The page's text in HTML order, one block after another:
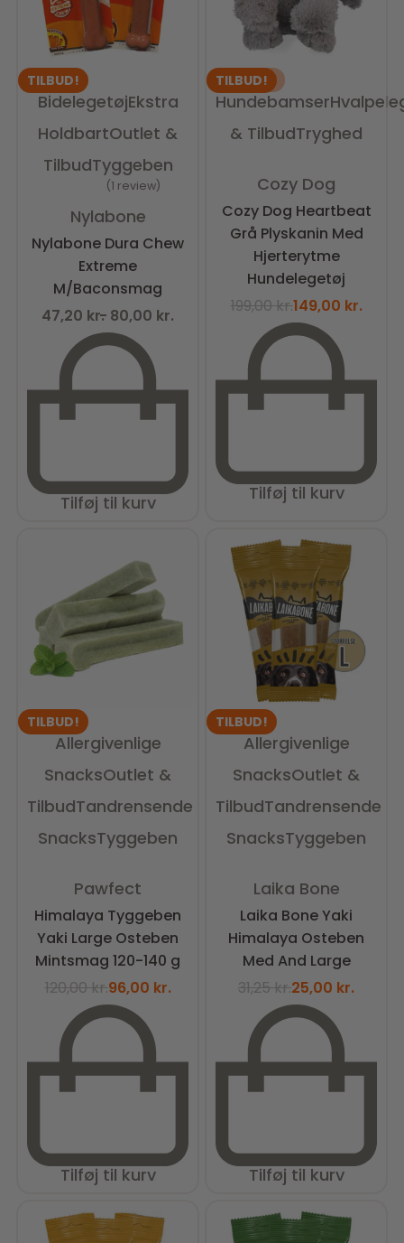
TILBUD!
BidelegetøjEkstra
HoldbartOutlet &
TilbudTyggeben
1 review
Nylabone
Nylabone Dura Chew
Extreme
M/Baconsmag
47,20 kr. 80,00 kr.
Tilføj til kurv
TILBUD!
UDSOLGT
Hundebamser
& TilbudTryghed
Cozy Dog
Cozy Dog Heartbeat
Grå Plyskanin Med
Hjerterytme
Hundelegetøj
199,00kr.149,00 kr.
Tilføj til kurv
TILBUD!
Allergivenlige
SnacksOutlet &
TilbudTandrensende
SnacksTyggeben
Pawfect
Himalaya Tyggeben
Yaki Large Osteben
Mintsmag 120-140 g
120,00kr.96,00 kr.
Tilføj til kurv
TILBUD!
Allergivenlige
SnacksOutlet &
TilbudTandrensende
SnacksTyggeben
Laika Bone
Laika Bone Yaki
Himalaya Osteben
Med And Large
31,25kr.25,00 kr.
Tilføj til kurv